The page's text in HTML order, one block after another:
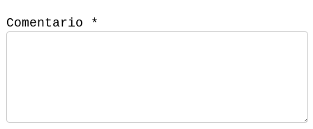
Comentario
*